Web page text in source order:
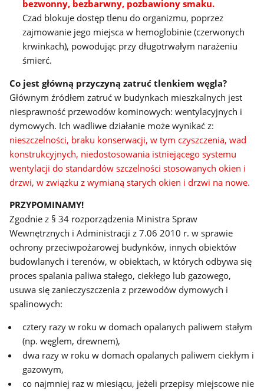
bezwonny, bezbarwny, pozbawiony smaku.
Czad blokuje dostęp tlenu do organizmu, poprzez
zajmowanie jego miejsca w hemoglobinie (czerwonych
krwinkach), powodując przy długotrwałym narażeniu
śmierć.
Co jest główną przyczyną zatruć tlenkiem węgla?
Głównym źródłem zatruć w budynkach mieszkalnych jest
niesprawność przewodów kominowych: wentylacyjnych i
dymowych. Ich wadliwe działanie może wynikać z:
nieszczelności, braku konserwacji, w tym czyszczenia, wad
konstrukcyjnych, niedostosowania istniejącego systemu
wentylacji do standardów szczelności stosowanych okien i
drzwi, w związku z wymianą starych okien i drzwi na nowe.
PRZYPOMINAMY!
Zgodnie z § 34 rozporządzenia Ministra Spraw
Wewnętrznych i Administracji z 7.06 2010 r. w sprawie
ochrony przeciwpożarowej budynków, innych obiektów
budowlanych i terenów, w obiektach, w których odbywa się
proces spalania paliwa stałego, ciekłego lub gazowego,
usuwa się zanieczyszczenia z przewodów dymowych i
spalinowych:
cztery razy w roku w domach opalanych paliwem stałym
(np. węglem, drewnem),
dwa razy w roku w domach opalanych paliwem ciekłym i
gazowym,
co najmniej raz w miesiącu, jeżeli przepisy miejscowe nie